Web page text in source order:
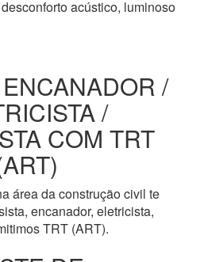
acústico, luminoso
/
/
COM TRT
área da construção civil te
encanador, eletricista,
TRT (ART).